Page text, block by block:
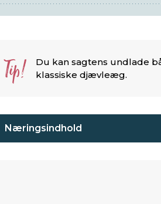
Tip!
Du kan sagtens undlade
klassiske djævleæg.
Næringsindhold